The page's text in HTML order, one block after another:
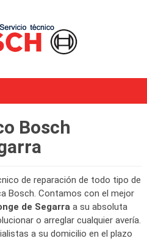
Bosch
de reparación de todo tipo de
Bosch. Contamos con el mejor
de Segarraa su absoluta
o arreglar cualquier avería.
a su domicilio en el plazo